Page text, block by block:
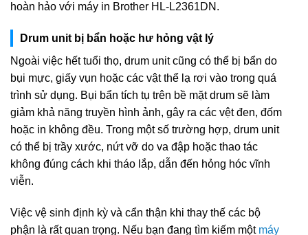
hoàn hảo với máy in Brother HL-L2361DN.
Drum unit bị bẩn hoặc hư hỏng vật lý
Ngoài việc hết tuổi thọ, drum unit cũng có thể bị bẩn do
bụi mực, giấy vụn hoặc các vật thể lạ rơi vào trong quá
trình sử dụng. Bụi bẩn tích tụ trên bề mặt drum sẽ làm
giảm khả năng truyền hình ảnh, gây ra các vệt đen, đốm
hoặc in không đều. Trong một số trường hợp, drum unit
có thể bị trầy xước, nứt vỡ do va đập hoặc thao tác
không đúng cách khi tháo lắp, dẫn đến hỏng hóc vĩnh
viễn.
Việc vệ sinh định kỳ và cẩn thận khi thay thế các bộ
phận là rất quan trọng. Nếu bạn đang tìm kiếm một máy